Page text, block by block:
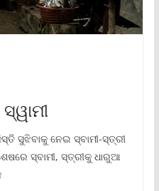
ସୁଝିବାକୁ ନେଇ ସ୍ବାମୀ-ସ୍ତ୍ରୀ
ସ୍ବାମୀ, ସ୍ତ୍ରୀକୁ ଧାରୁଆ